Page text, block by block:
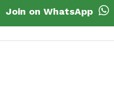
Join on WhatsApp